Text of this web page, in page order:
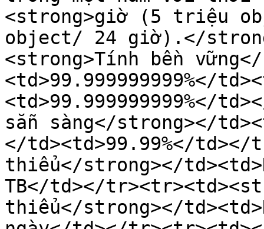
<strong>giờ (5 triệu
object/ 24 giờ).</
<strong>Tính bền
<td>99.999999999%</
<td>99.999999999%</
sẵn sàng</strong></
</td><td>99.99%</
thiểu</strong></
TB</td></
thiểu</strong></